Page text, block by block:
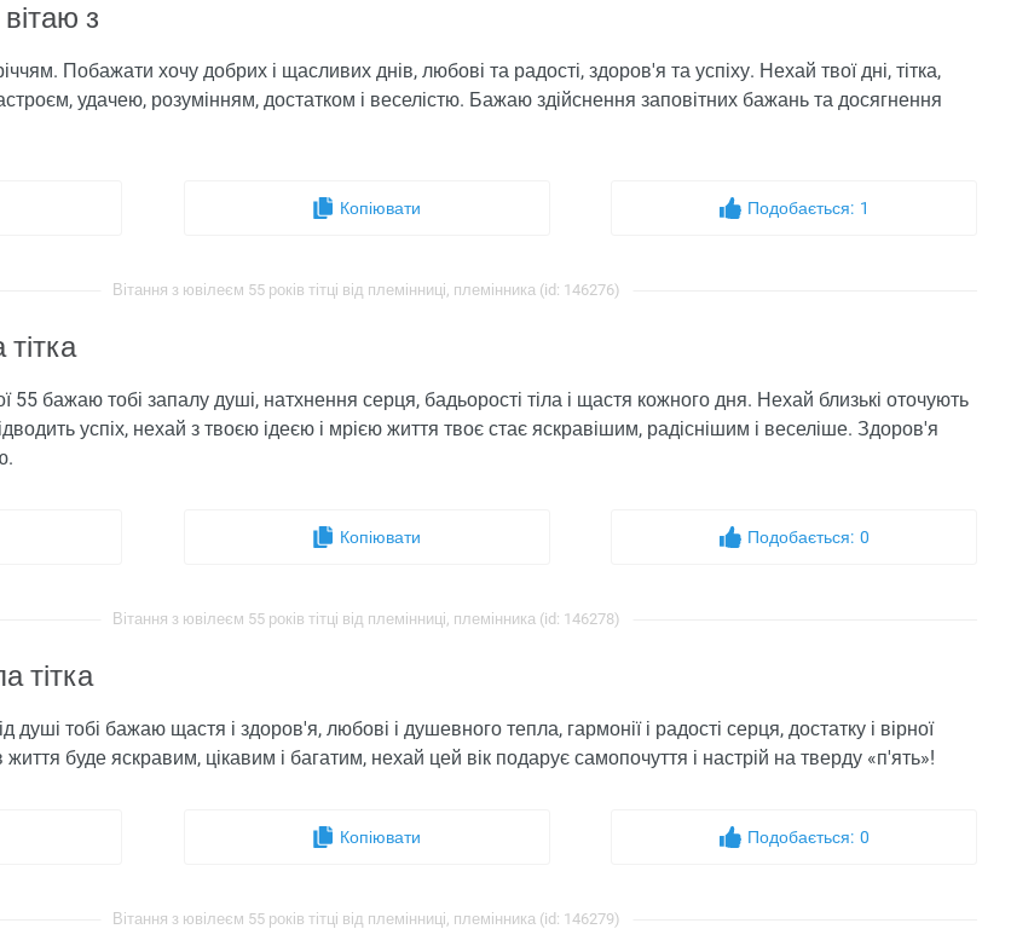
з
Побажати хочу добрих і щасливих днів, любові та радості, здоров'я та успіху. Нехай твої дні, тітка,
удачею, розумінням, достатком і веселістю. Бажаю здійснення заповітних бажань та досягнення
Копіювати Подобається: 1
Вітання з ювілеєм 55 років тітці від племінниці, племінника (id: 146276)
55 бажаю тобі запалу душі, натхнення серця, бадьорості тіла і щастя кожного дня. Нехай близькі оточують
успіх, нехай з твоєю ідеєю і мрією життя твоє стає яскравішим, радіснішим і веселіше. Здоров'я
Копіювати Подобається: 0
Вітання з ювілеєм 55 років тітці від племінниці, племінника (id: 146278)
тітка
душі тобі бажаю щастя і здоров'я, любові і душевного тепла, гармонії і радості серця, достатку і вірної
життя буде яскравим, цікавим і багатим, нехай цей вік подарує самопочуття і настрій на тверду «п'ять»!
Копіювати Подобається: 0
Вітання з ювілеєм 55 років тітці від племінниці, племінника (id: 146279)